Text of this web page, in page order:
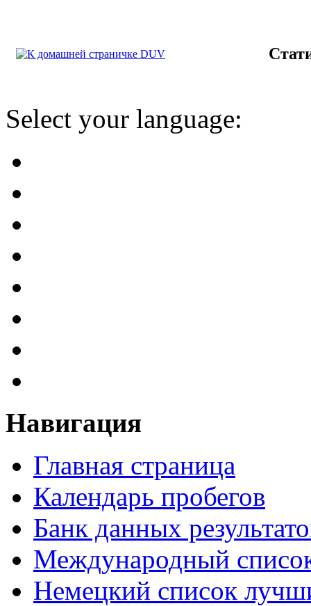
Select your language:
Навигация
Главная страница
Календарь пробегов
Банк данных
Международный
Немецкий список